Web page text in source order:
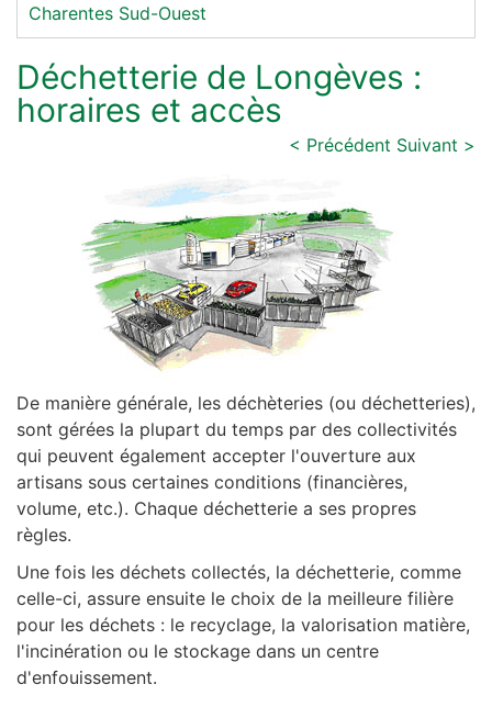
Charentes Sud-Ouest
Déchetterie de Longèves :
horaires et accès
< Précédent Suivant >
De manière générale, les déchèteries (ou déchetteries),
sont gérées la plupart du temps par des collectivités
qui peuvent également accepter l'ouverture aux
artisans sous certaines conditions (financières,
volume, etc.). Chaque déchetterie a ses propres
règles.
Une fois les déchets collectés, la déchetterie, comme
celle-ci, assure ensuite le choix de la meilleure filière
pour les déchets : le recyclage, la valorisation matière,
l'incinération ou le stockage dans un centre
d'enfouissement.